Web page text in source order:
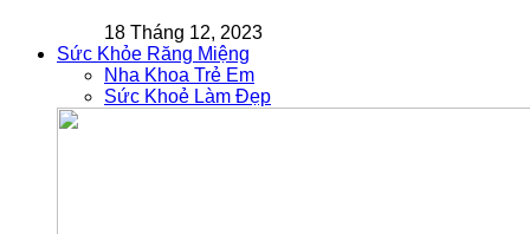
18 Tháng 12, 2023
Sức Khỏe Răng Miệng
Nha Khoa Trẻ Em
Sức Khoẻ Làm Đẹp